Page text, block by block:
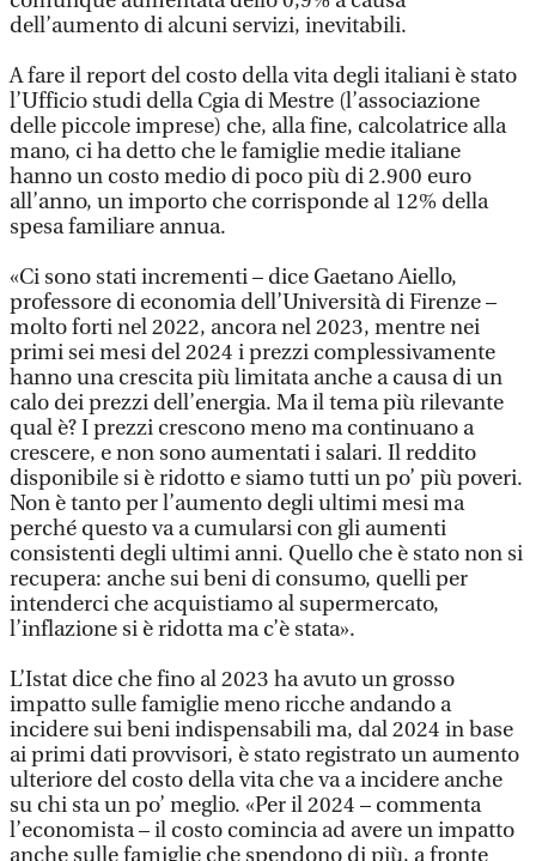
dell’aumento di alcuni servizi, inevitabili.
A fare il report del costo della vita degli italiani è stato
l’Ufficio studi della Cgia di Mestre (l’associazione
delle piccole imprese) che, alla fine, calcolatrice alla
mano, ci ha detto che le famiglie medie italiane
hanno un costo medio di poco più di 2.900 euro
all’anno, un importo che corrisponde al 12% della
spesa familiare annua.
«Ci sono stati incrementi – dice Gaetano Aiello,
professore di economia dell’Università di Firenze –
molto forti nel 2022, ancora nel 2023, mentre nei
primi sei mesi del 2024 i prezzi complessivamente
hanno una crescita più limitata anche a causa di un
calo dei prezzi dell’energia. Ma il tema più rilevante
qual è? I prezzi crescono meno ma continuano a
crescere, e non sono aumentati i salari. Il reddito
disponibile si è ridotto e siamo tutti un po’ più poveri.
Non è tanto per l’aumento degli ultimi mesi ma
perché questo va a cumularsi con gli aumenti
consistenti degli ultimi anni. Quello che è stato non si
recupera: anche sui beni di consumo, quelli per
intenderci che acquistiamo al supermercato,
l’inflazione si è ridotta ma c’è stata».
L’Istat dice che fino al 2023 ha avuto un grosso
impatto sulle famiglie meno ricche andando a
incidere sui beni indispensabili ma, dal 2024 in base
ai primi dati provvisori, è stato registrato un aumento
ulteriore del costo della vita che va a incidere anche
su chi sta un po’ meglio. «Per il 2024 – commenta
l’economista – il costo comincia ad avere un impatto
anche sulle famiglie che spendono di più, a fronte